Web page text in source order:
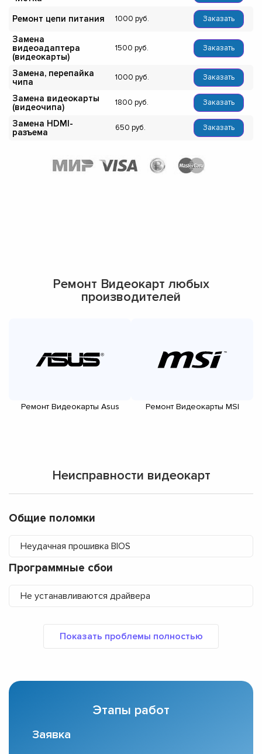
Ремонт цепи питания 1000 Заказать
Замена
видеоадаптера
(видеокарты)
1500 Заказать
Замена, перепайка
чипа
1000 Заказать
Замена видеокарты
(видеочипа)
1800 Заказать
Замена HDMI-
разъема
650 Заказать
Ремонт Видеокарт любых
производителей
Ремонт Видеокарты Asus Ремонт Видеокарты MSI
Неисправности видеокарт
Общие поломки
Неудачная прошивка BIOS
Программные сбои
Не устанавливаются драйвера
Этапы работ
Заявка